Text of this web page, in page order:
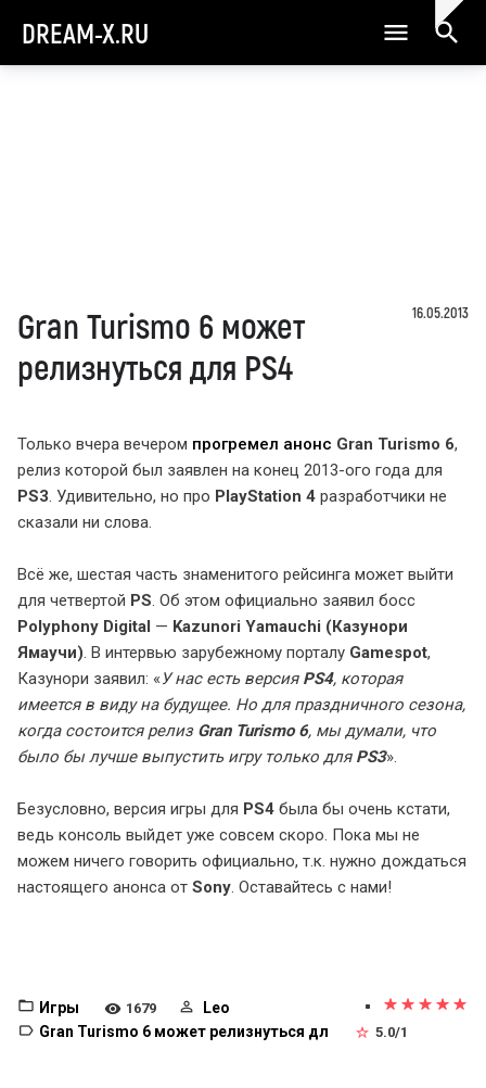
DREAM-X.RU
16.05.2013
Gran Turismo 6 может
релизнуться для PS4
Только вчера вечером прогремел анонс Gran Turismo 6,
релиз которой был заявлен на конец 2013-ого года для
PS3. Удивительно, но про PlayStation 4 разработчики не
сказали ни слова.
Всё же, шестая часть знаменитого рейсинга может выйти
для четвертой PS. Об этом официально заявил босс
Polyphony Digital — Kazunori Yamauchi (Казунори
Ямаучи). В интервью зарубежному порталу Gamespot,
Казунори заявил: «У нас есть версия PS4, которая
имеется в виду на будущее. Но для праздничного сезона,
когда состоится релиз Gran Turismo 6, мы думали, что
было бы лучше выпустить игрутолько для PS3».
Безусловно, версия игры для PS4 была бы очень кстати,
ведь консоль выйдет уже совсем скоро. Пока мы не
можем ничего говорить официально, т.к. нужно дождаться
настоящего анонса от Sony. Оставайтесь с нами!
Игры 1679
Leo
Gran Turismo 6 может релизнуться дл
5.0/1